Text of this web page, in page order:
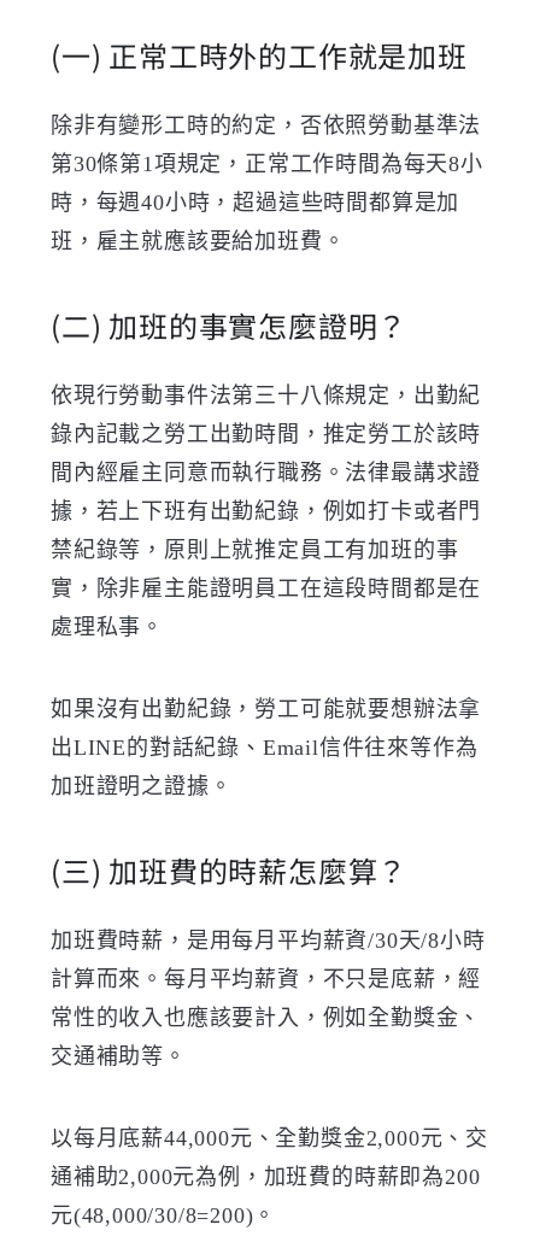
(一) 正常工時外的工作就是加班
除非有變形工時的約定，否依照勞動基準法
第30條第1項規定，正常工作時間為每天8小
時，每週40小時，超過這些時間都算是加
班，雇主就應該要給加班費。
(二) 加班的事實怎麼證明？
依現行勞動事件法第三十八條規定，出勤紀
錄內記載之勞工出勤時間，推定勞工於該時
間內經雇主同意而執行職務。法律最講求證
據，若上下班有出勤紀錄，例如打卡或者門
禁紀錄等，原則上就推定員工有加班的事
實，除非雇主能證明員工在這段時間都是在
處理私事。
如果沒有出勤紀錄，勞工可能就要想辦法拿
出LINE的對話紀錄、 Email信件往來等作為
加班證明之證據。
(三) 加班費的時薪怎麼算？
加班費時薪，是用每月平均薪資/30天/8小時
計算而來。每月平均薪資，不只是底薪，經
常性的收入也應該要計入，例如全勤獎金、
交通補助等。
以每月底薪44,000元、全勤獎金2,000元、交
通補助2,000元為例，加班費的時薪即為200
元(48,000/30/8=200) 。